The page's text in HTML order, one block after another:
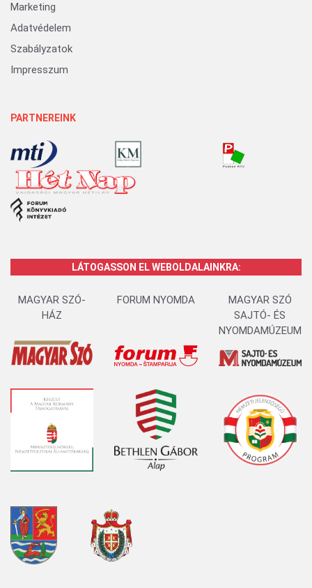
Marketing
Adatvédelem
Szabályzatok
Impresszum
PARTNEREINK
LÁTOGASSON EL WEBOLDALAINKRA:
MAGYAR SZÓ-
HÁZ
FORUM NYOMDA
MAGYAR SZÓ
SAJTÓ- ÉS
NYOMDAMÚZEUM